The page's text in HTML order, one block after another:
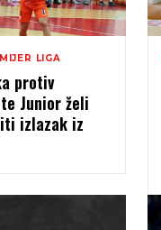
LIGA
protiv
Junior želi
izlazak iz